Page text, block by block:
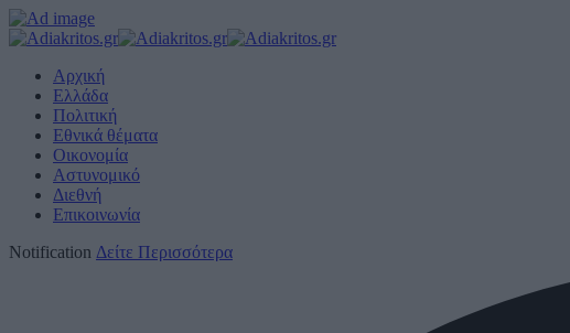
Αρχική
Ελλάδα
Πολιτική
Εθνικά θέματα
Οικονομία
Αστυνομικό
Διεθνή
Επικοινωνία
Notification Δείτε Περισσότερα